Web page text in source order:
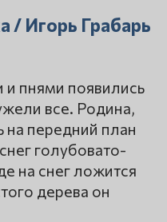
/ Игорь Грабарь
пнями появились
все. Родина,
передний план
голубовато-
на снег ложится
дерева он